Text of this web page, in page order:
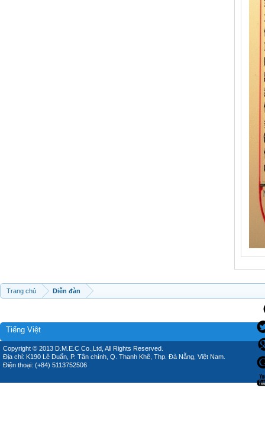
Trang chủ Diễn đàn
Tiếng Việt
Copyright © 2013 D.M.E.C Co.,Ltd, All Rights Reserved.
Địa chỉ: K190 Lê Duẩn, P. Tân chính, Q. Thanh Khê, Thp. Đà Nẵng, Việt Nam.
Điện thoại: (+84) 5113752506